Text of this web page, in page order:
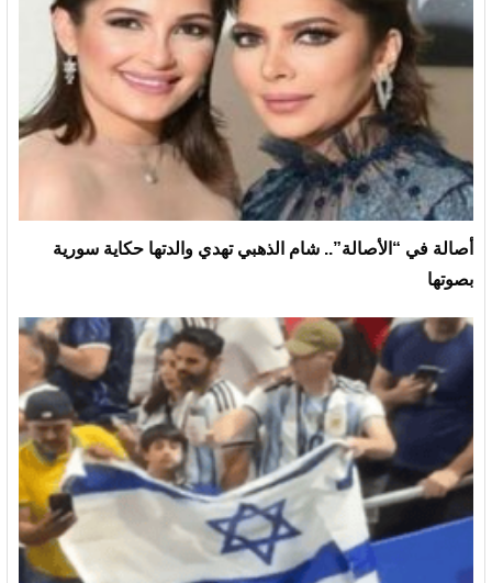
أصالة في “الأصالة”.. شام الذهبي تهدي والدتها حكاية سورية
بصوتها